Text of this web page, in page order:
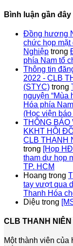
Bình luận gần đây
Đồng hương
chức họp mặt
Nghiệp trong
phía Nam tổ
Thông tin
2022 - CLB
(STYC) trong
nguyện “Mùa
Hóa phía
(Học viện
THÔNG
KKHT HỘI
CLB THANH
trong [Họp
tham dự họp
TP. HCM
Hoang trong
tay vượt qua
Thanh Hóa
Diệu trong
CLB THANH
Một thành viên